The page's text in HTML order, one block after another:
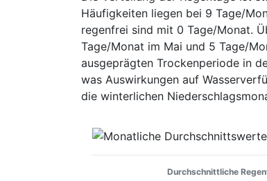
Häufigkeiten liegen bei 9 Tage/
regenfrei sind mit 0 Tage/Monat.
Tage/Monat im Mai und 5 Tage/
ausgeprägten Trockenperiode in
was Auswirkungen auf
die winterlichen
Durchschnittliche